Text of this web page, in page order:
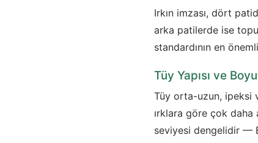
Irkın imzası, dört
arka patilerde ise
standardının en
Tüy Yapısı ve
Tüy orta-uzun, ipeksi
ırklara göre çok daha
seviyesi dengelidir —